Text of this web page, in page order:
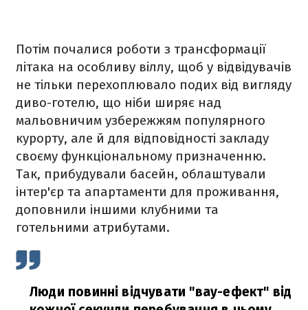
Потім почалися роботи з трансформації
літака на особливу віллу, щоб у відвідувачів
не тільки перехоплювало подих від вигляду
диво-готелю, що ніби ширяє над
мальовничим узбережжям популярного
курорту, але й для відповідності закладу
своєму функціональному призначенню.
Так, прибудували басейн, облаштували
інтер'єр та апартаменти для проживання,
доповнили іншими клубними та
готельними атрибутами.
Люди повинні відчувати "вау-ефект" від